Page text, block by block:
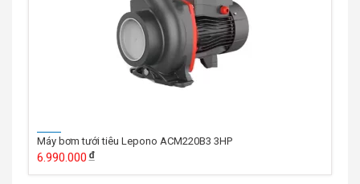
Máy bơm tưới tiêu Lepono ACM220B3 3HP
6.990.000